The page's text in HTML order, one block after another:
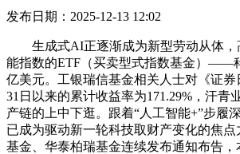
发布日期：2025-12-13 12:02
生成式AI正逐渐成为新型劳动从体，高
能指数的ETF（买卖型式指数基金）——
亿美元。工银瑞信基金相关人士对《证券
31日以来的累计收益率为171.29%，汗
产链的上中下逛。跟着“人工智能+”步履
已成为驱动新一轮科技取财产变化的焦
基金、华泰柏瑞基金连续发布通知布告